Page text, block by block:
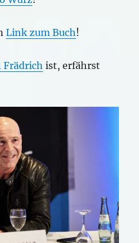
Link zum Buch!
Frädrich ist, erfährst